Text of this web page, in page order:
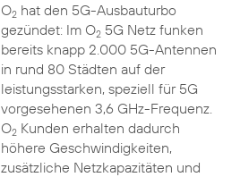
O2hat den 5G-Ausbauturbo
gezündet: Im O25G Netz funken
bereits knapp 2.000 5G-Antennen
in rund 80 Städten auf der
leistungsstarken, speziell für 5G
vorgesehenen 3,6 GHz-Frequenz.
O2Kunden erhalten dadurch
höhere Geschwindigkeiten,
zusätzliche Netzkapazitäten und